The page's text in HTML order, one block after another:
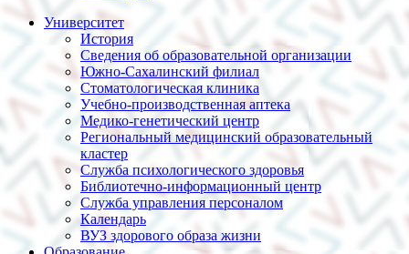
Университет
История
Сведения об образовательной организации
Южно-Сахалинский филиал
Стоматологическая клиника
Учебно-производственная аптека
Медико-генетический центр
Региональный медицинский образовательный
кластер
Служба психологического здоровья
Библиотечно-информационный центр
Служба управления персоналом
Календарь
ВУЗ здорового образа жизни